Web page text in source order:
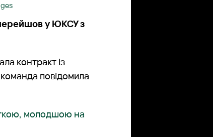
у ЮКСУ з
контракт із
повідомила
молодшою на